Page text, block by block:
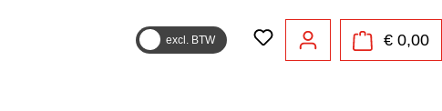
excl. BTW € 0,00